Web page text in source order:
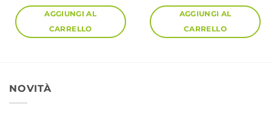
era:
1.499,00 €.
è:
1.191,56 €.
AGGIUNGI AL
CARRELLO
AGGIUNGI AL
CARRELLO
NOVITÀ